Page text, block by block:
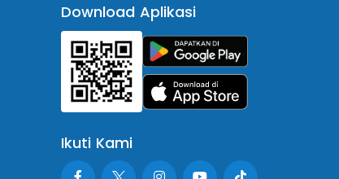
Download Aplikasi
Ikuti Kami